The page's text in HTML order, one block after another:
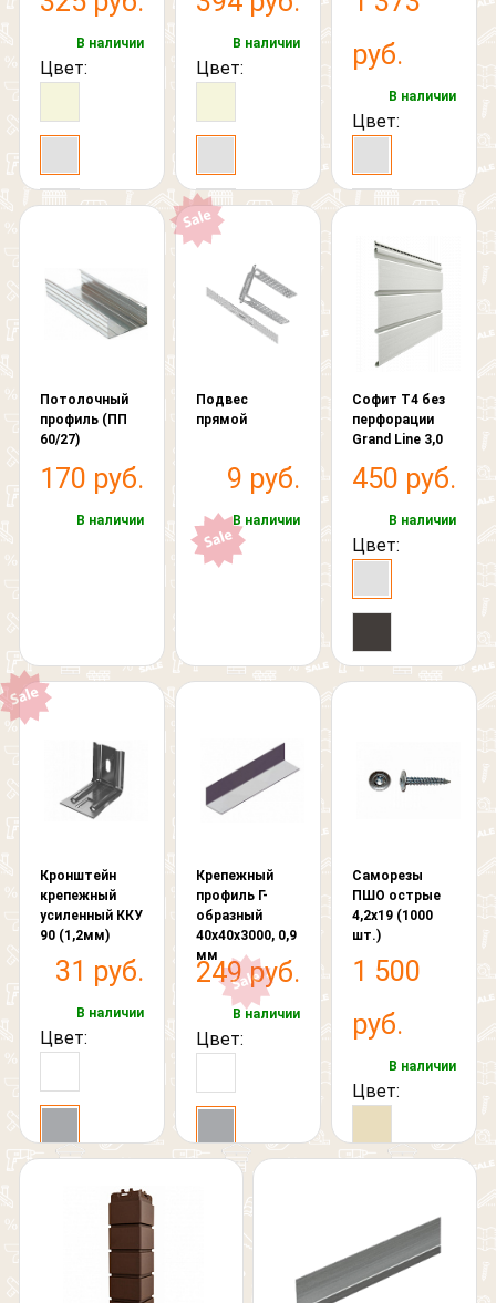
В наличии
Цвет:
В наличии
Цвет:
руб.
В наличии
Цвет:
Потолочный
профиль (ПП
60/27)
170 руб.
В наличии
Подвес
прямой
9 руб.
В наличии
Софит T4 без
перфорации
Grand Line 3,0
450 руб.
В наличии
Цвет:
Кронштейн
крепежный
усиленный ККУ
90 (1,2мм)
31 руб.
В наличии
Цвет:
Крепежный
профиль Г-
образный
40х40х3000, 0,9
мм
249 руб.
В наличии
Цвет:
Саморезы
ПШО острые
4,2х19 (1000
шт.)
1 500
руб.
В наличии
Цвет: